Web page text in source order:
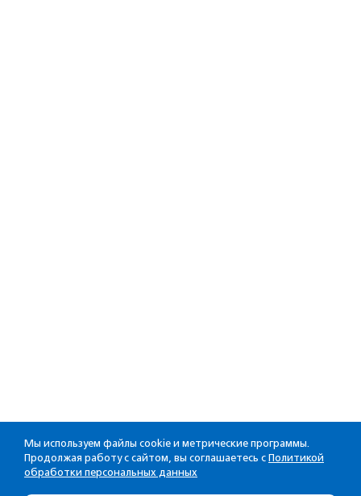
Мы используем файлы cookie и метрические программы.
Продолжая работу с сайтом, вы соглашаетесь с Политикой
обработки персональных данных